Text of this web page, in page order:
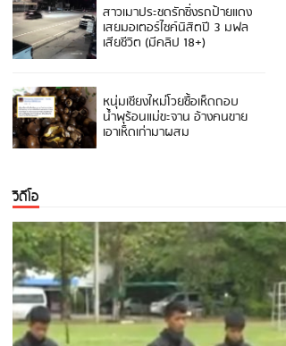
สาวเมาประชดรักซิ่งรถป้ายแดง
เสยมอเตอร์ไซค์นิสิตปี 3 มฟล
เสียชีวิต (มีคลิป 18+)
หนุ่มเชียงใหม่โวยซื้อเห็ดถอบ
น้ำพุร้อนแม่ขะจาน อ้างคนขาย
เอาเห็ดเก่ามาผสม
วิดีโอ